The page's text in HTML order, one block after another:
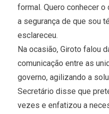
formal. Quero conhecer
a segurança de que sou
esclareceu.
Na ocasião, Giroto falou
comunicação entre as
governo, agilizando a
Secretário disse que
vezes e enfatizou a